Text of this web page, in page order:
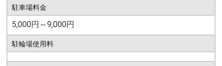
駐車場料金
5,000円～9,000円
駐輪場使用料